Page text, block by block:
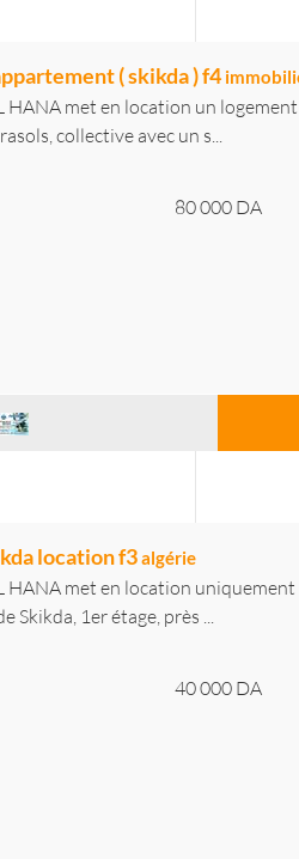
( skikda ) f4
HANA met en location un
collective avec un s...
80 000 DA
location f3algérie
HANA met en location
Skikda, 1er étage, près ...
40 000 DA